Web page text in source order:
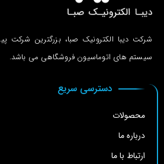
شرکت دیبا الکترونیک صبا، بزرگترین شرکت
سیستم های اتوماسیون فروشگاهی می باشد.
دسترسی سریع
محصولات
درباره ما
ارتباط با ما